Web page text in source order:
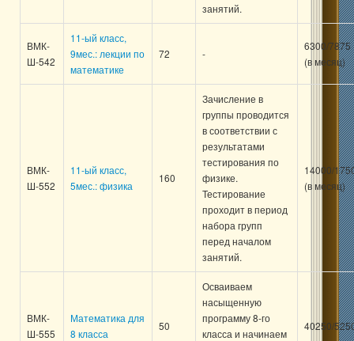
занятий.
ВМК-
Ш-542
11-ый класс,
9мес.: лекции по
математике
72 -
6300/7875
(в месяц)
ВМК-
Ш-552
11-ый класс,
5мес.: физика
160
Зачисление в
группы проводится
в соответствии с
результатами
тестирования по
физике.
Тестирование
проходит в период
набора групп
перед началом
занятий.
14000/
(в месяц)
ВМК-
Ш-555
Математика для
8 класса
50
Осваиваем
насыщенную
программу 8-го
класса и начинаем
40250/